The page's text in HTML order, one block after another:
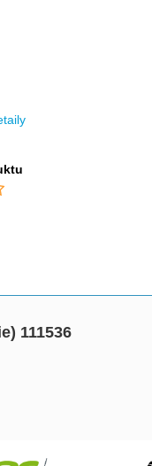
111536